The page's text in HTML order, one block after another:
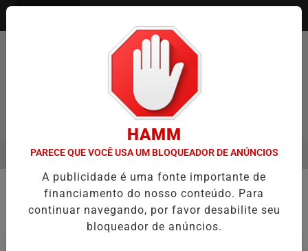
Pesquisar Notícia
ESTREIA NO CAMPEONATO PAULISTA MASCULINO DA
EM ALTA
MENU
Atletismo
HAMM
PARECE QUE VOCÊ USA UM BLOQUEADOR DE ANÚNCIOS
A publicidade é uma fonte importante de
financiamento do nosso conteúdo. Para
continuar navegando, por favor desabilite seu
bloqueador de anúncios.